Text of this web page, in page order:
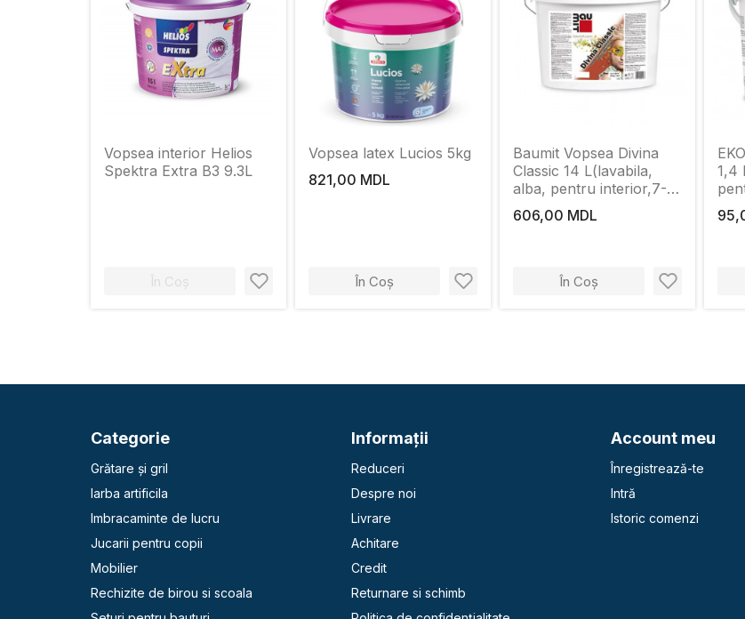
Vopsea interior Helios
Spektra Extra B3 9.3L
În Coș
Vopsea latex Lucios 5kg
821,00 MDL
În Coș
Baumit Vopsea Divina
Classic 14 L(lavabila,
alba, pentru interior,7-
9)- 24
606,00 MDL
În Coș
1,4
Categorie
Grătare și gril
Iarba artificila
Imbracaminte de lucru
Jucarii pentru copii
Mobilier
Rechizite de birou si scoala
Informaţii
Reduceri
Despre noi
Livrare
Achitare
Credit
Returnare si schimb
Account meu
Înregistrează-te
Intră
Istoric comenzi